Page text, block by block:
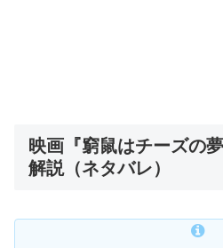
映画『窮鼠はチーズの
解説（ネタバレ）